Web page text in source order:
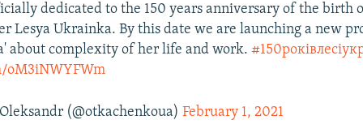
dedicated to the 150 years anniversary of the birth
Lesya Ukrainka. By this date we are launching a new
about complexity of her life and work.
oM3iNWYFWm
(@otkachenkoua)February 1, 2021